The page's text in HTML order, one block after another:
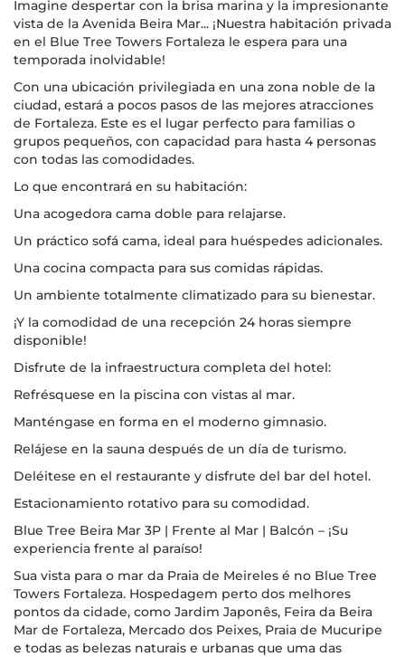
Imagine despertar con la brisa marina y la impresionante
vista de la Avenida Beira Mar... ¡Nuestra habitación privada
en el Blue Tree Towers Fortaleza le espera para una
temporada inolvidable!
Con una ubicación privilegiada en una zona noble de la
ciudad, estará a pocos pasos de las mejores atracciones
de Fortaleza. Este es el lugar perfecto para familias o
grupos pequeños, con capacidad para hasta 4 personas
con todas las comodidades.
Lo que encontrará en su habitación:
Una acogedora cama doble para relajarse.
Un práctico sofá cama, ideal para huéspedes adicionales.
Una cocina compacta para sus comidas rápidas.
Un ambiente totalmente climatizado para su bienestar.
¡Y la comodidad de una recepción 24 horas siempre
disponible!
Disfrute de la infraestructura completa del hotel:
Refrésquese en la piscina con vistas al mar.
Manténgase en forma en el moderno gimnasio.
Relájese en la sauna después de un día de turismo.
Deléitese en el restaurante y disfrute del bar del hotel.
Estacionamiento rotativo para su comodidad.
Blue Tree Beira Mar 3P | Frente al Mar | Balcón – ¡Su
experiencia frente al paraíso!
Sua vista para o mar da Praia de Meireles é no Blue Tree
Towers Fortaleza. Hospedagem perto dos melhores
pontos da cidade, como Jardim Japonês, Feira da Beira
Mar de Fortaleza, Mercado dos Peixes, Praia de Mucuripe
e todas as belezas naturais e urbanas que uma das